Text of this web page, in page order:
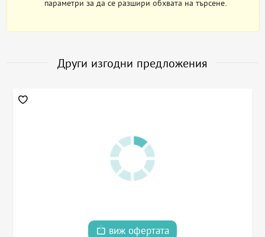
параметри за да се разшири обхвата на търсене.
Други изгодни предложения
виж офертата